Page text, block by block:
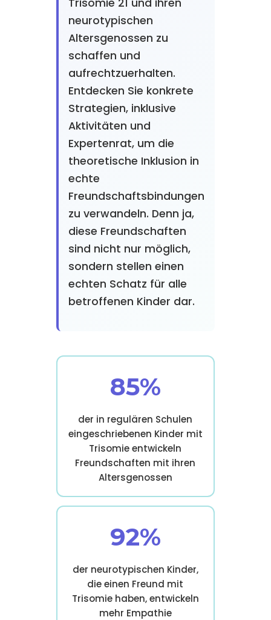
Trisomie 21 und ihren
neurotypischen
Altersgenossen zu
schaffen und
aufrechtzuerhalten.
Entdecken Sie konkrete
Strategien, inklusive
Aktivitäten und
Expertenrat, um die
theoretische Inklusion in
echte
Freundschaftsbindungen
zu verwandeln. Denn ja,
diese Freundschaften
sind nicht nur möglich,
sondern stellen einen
echten Schatz für alle
betroffenen Kinder dar.
85%
der in regulären Schulen
eingeschriebenen Kinder mit
Trisomie entwickeln
Freundschaften mit ihren
Altersgenossen
92%
der neurotypischen Kinder,
die einen Freund mit
Trisomie haben, entwickeln
mehr Empathie